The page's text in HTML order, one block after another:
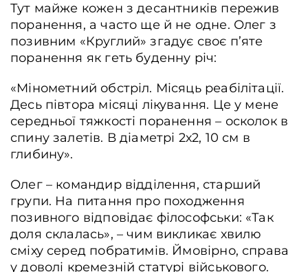
Тут майже кожен з десантників пережив
поранення, а часто ще й не одне. Олег з
позивним «Круглий» згадує своє п’яте
поранення як геть буденну річ:
«Мінометний обстріл. Місяць реабілітації.
Десь півтора місяці лікування. Це у мене
середньої тяжкості поранення – осколок в
спину залетів. В діаметрі 2х2, 10 см в
глибину».
Олег – командир відділення, старший
групи. На питання про походження
позивного відповідає філософськи: «Так
доля склалась», – чим викликає хвилю
сміху серед побратимів. Ймовірно, справа
у доволі кремезній статурі військового.